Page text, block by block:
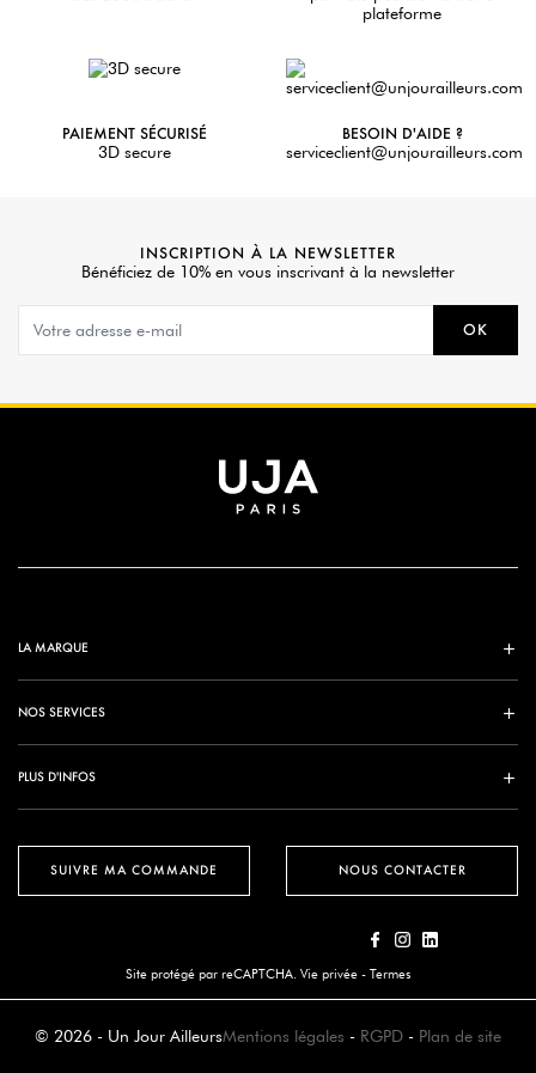
plateforme
PAIEMENT SÉCURISÉ
3D secure
BESOIN D'AIDE ?
serviceclient@unjourailleurs.com
INSCRIPTION À LA NEWSLETTER
Bénéficiez de 10% en vous inscrivant à la newsletter
OK
SUIVRE MA COMMANDE
LA MARQUE
NOS SERVICES
PLUS D'INFOS
NOUS CONTACTER
Site protégé par reCAPTCHA. Vie privée - Termes
© 2026 - Un Jour AilleursMentions légales - RGPD - Plan de site